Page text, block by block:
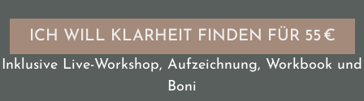
ICH WILL KLARHEIT FINDEN FÜR 55 €
Inklusive Live-Workshop, Aufzeichnung, Workbook und
Boni